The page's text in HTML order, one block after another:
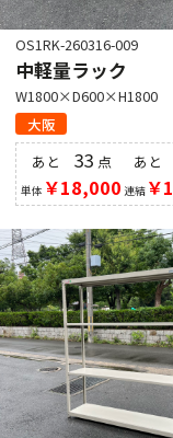
OS1RK-260316-009
中軽量ラック
W1800×D600×H1800
大阪
あと 33 点
単体 ￥18,000
あと
連結￥